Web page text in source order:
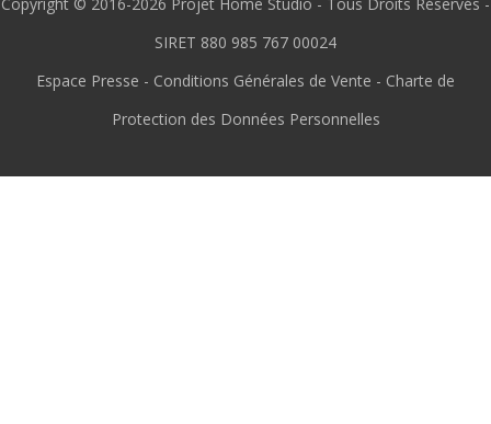
SIRET 880 985 767 00024
Espace Presse - Conditions Générales de Vente - Charte de
Protection des Données Personnelles